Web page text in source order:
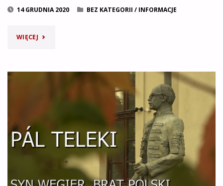
14 GRUDNIA 2020 BEZ KATEGORII / INFORMACJE
WIĘCEJ"LIST
KRAKOWIE"